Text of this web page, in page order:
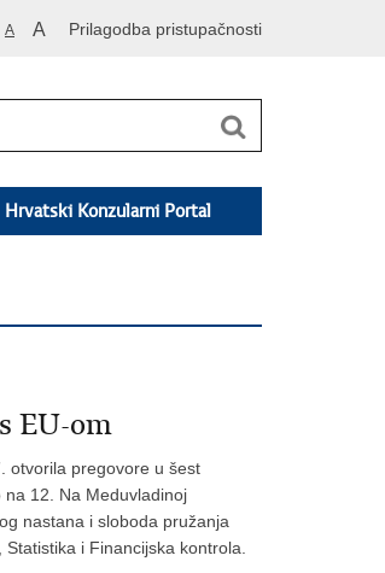
A A Prilagodba pristupačnosti
Hrvatski Konzularni Portal
EU-om
otvorila pregovore u šest
12. Na Meduvladinoj
nastana i sloboda pružanja
i Financijska kontrola.